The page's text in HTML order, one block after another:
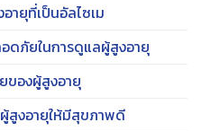
ายุที่เป็นอัลไซเม
ดภัยในการดูแลผู้สูงอายุ
ของผู้สูงอายุ
สูงอายุให้มีสุขภาพดี